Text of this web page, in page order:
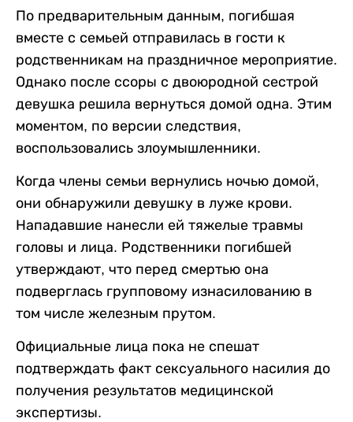
По предварительным данным, погибшая
вместе с семьей отправилась в гости к
родственникам на праздничное мероприятие.
Однако после ссоры с двоюродной сестрой
девушка решила вернуться домой одна. Этим
моментом, по версии следствия,
воспользовались злоумышленники.
Когда члены семьи вернулись ночью домой,
они обнаружили девушку в луже крови.
Нападавшие нанесли ей тяжелые травмы
головы и лица. Родственники погибшей
утверждают, что перед смертью она
подверглась групповому изнасилованию в
том числе железным прутом.
Официальные лица пока не спешат
подтверждать факт сексуального насилия до
получения результатов медицинской
экспертизы.